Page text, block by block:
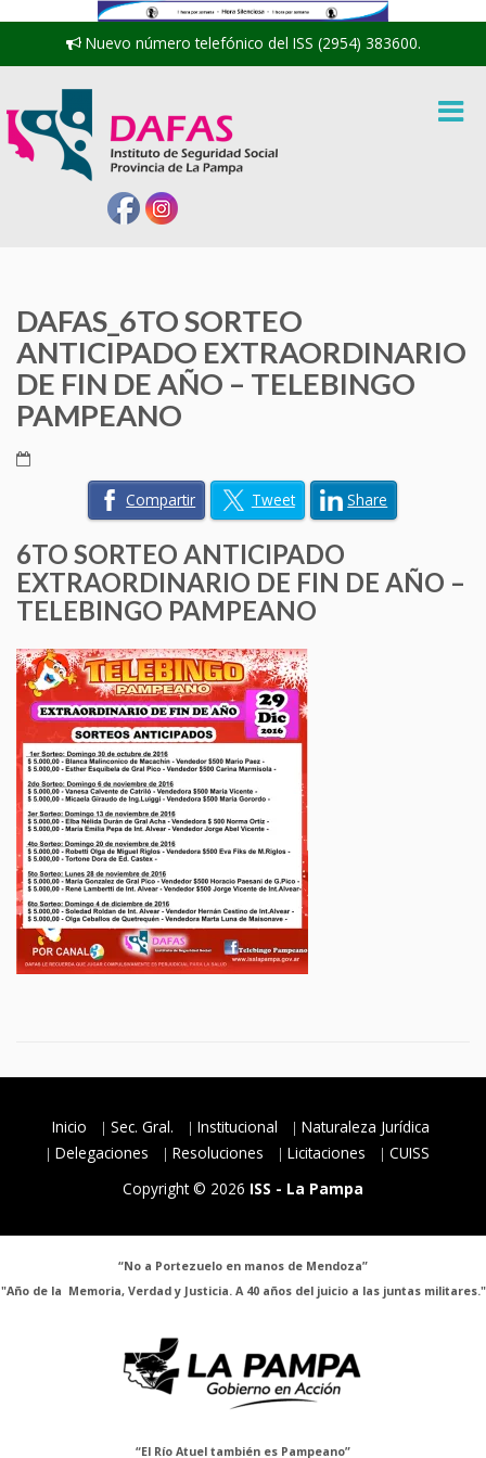
Nuevo número telefónico del ISS (2954) 383600.
DAFAS_6TO SORTEO
ANTICIPADO EXTRAORDINARIO
DE FIN DE AÑO – TELEBINGO
PAMPEANO
Compartir Tweet Share
6TO SORTEO ANTICIPADO
EXTRAORDINARIO DE FIN DE AÑO –
TELEBINGO PAMPEANO
Inicio Sec. Gral. Institucional
Naturaleza Jurídica
Delegaciones
Resoluciones Licitaciones
CUISS
Copyright © 2026 ISS - La Pampa
“No a Portezuelo en manos de Mendoza”
"Año de la Memoria, Verdad y Justicia. A 40 años del juicio a las juntas militares."
“El Río Atuel también es Pampeano”